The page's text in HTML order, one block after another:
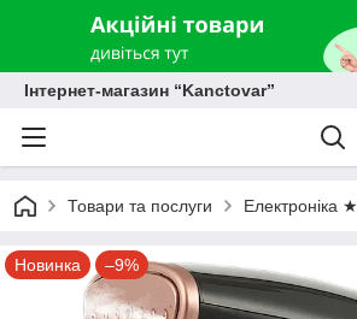
Інтернет-магазин “Kanctovar”
Товари та послуги Електроніка ★
Новинка –9%